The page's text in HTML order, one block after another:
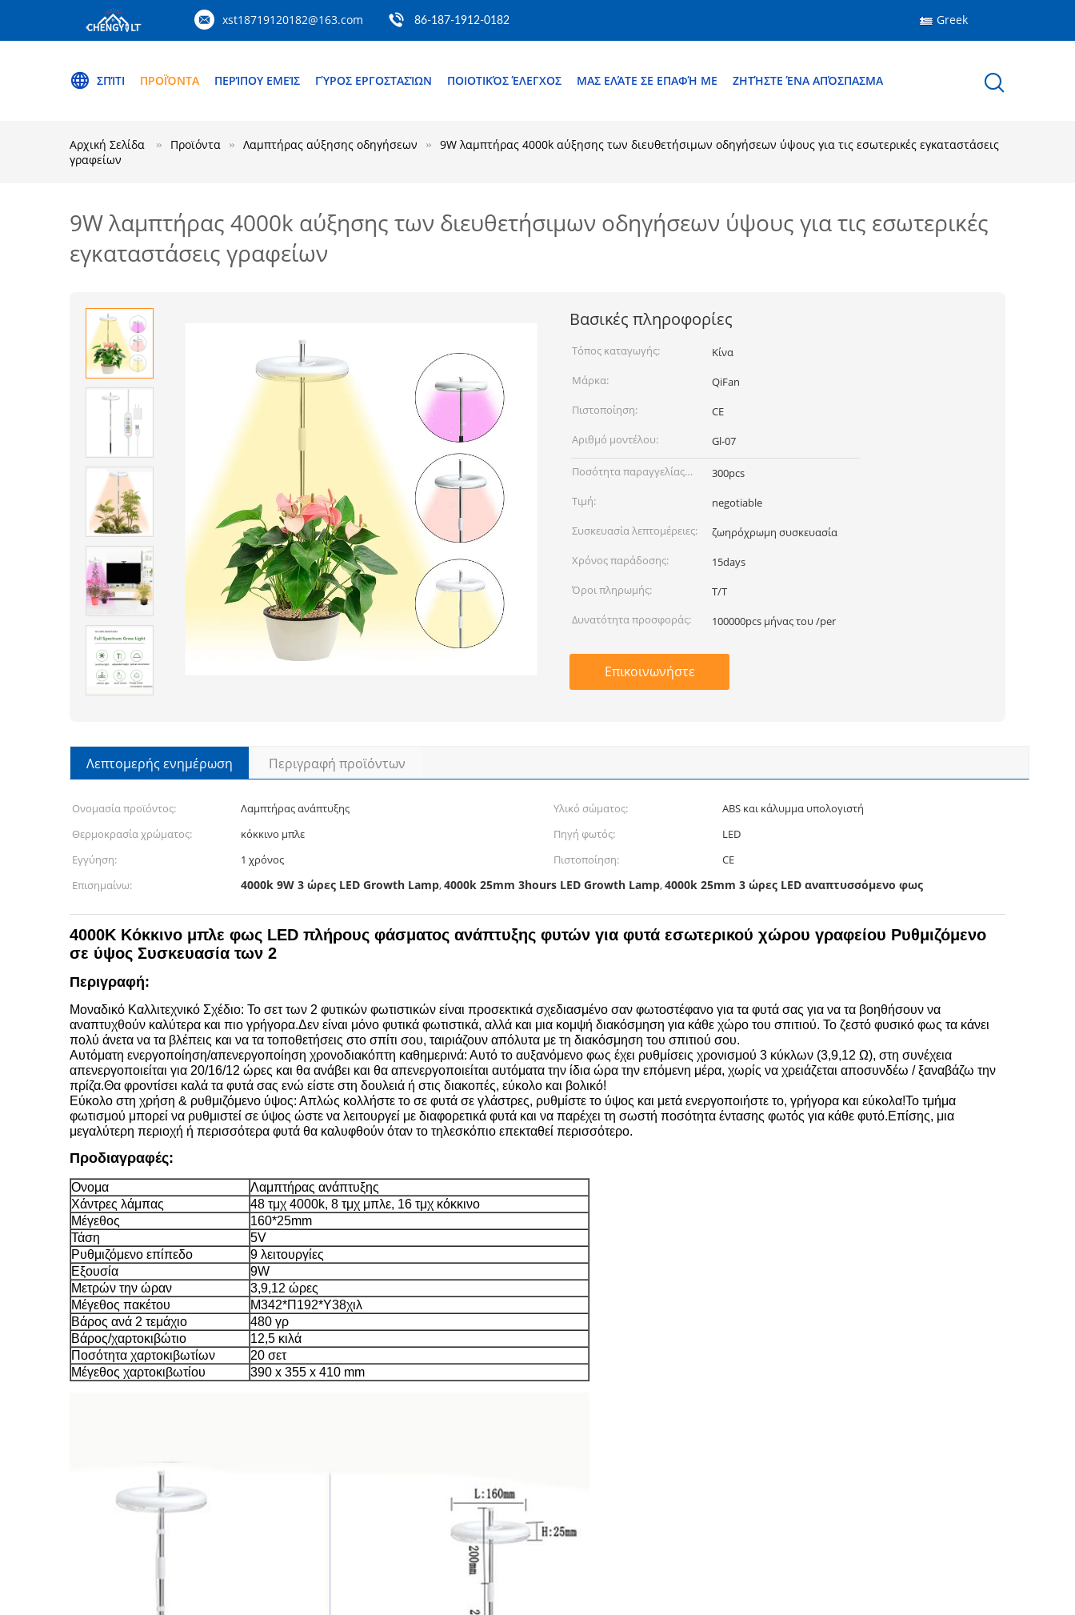
xst18719120182@163.com 86-187-1912-0182 Greek
ΣΠΊΤΙ ΠΡΟΪΌΝΤΑ ΠΕΡΊΠΟΥ ΕΜΕΊΣ ΓΎΡΟΣ ΕΡΓΟΣΤΑΣΊΩΝ ΠΟΙΟΤΙΚΌΣ ΈΛΕΓΧΟΣ ΜΑΣ ΕΛΆΤΕ ΣΕ ΕΠΑΦΉ ΜΕ ΖΗΤΉΣΤΕ ΈΝΑ ΑΠΌΣΠΑΣΜΑ
Αρχική Σελίδα Προϊόντα Λαμπτήρας αύξησης οδηγήσεων
9W λαμπτήρας 4000k αύξησης των διευθετήσιμων οδηγήσεων ύψους για τις εσωτερικές εγκαταστάσεις
γραφείων
9W λαμπτήρας 4000k αύξησης των διευθετήσιμων οδηγήσεων ύψους για τις εσωτερικές
εγκαταστάσεις γραφείων
Βασικές πληροφορίες
Τόπος καταγωγής:
Κίνα
Μάρκα:
QiFan
Πιστοποίηση:
CE
Αριθμό μοντέλου:
Gl-07
Ποσότητα παραγγελίας
min:
300pcs
Τιμή:
negotiable
Συσκευασία λεπτομέρειες:
ζωηρόχρωμη συσκευασία
Χρόνος παράδοσης:
15days
Όροι πληρωμής:
T/T
Δυνατότητα προσφοράς:
100000pcs μήνας του /per
Επικοινωνήστε
Λεπτομερής ενημέρωση Περιγραφή προϊόντων
Ονομασία προϊόντος: Λαμπτήρας ανάπτυξης Υλικό σώματος:
ABS και κάλυμμα υπολογιστή
Θερμοκρασία χρώματος:
κόκκινο μπλε Πηγή φωτός:
LED
Εγγύηση:
1 χρόνος Πιστοποίηση:
CE
Επισημαίνω:
4000k 9W 3 ώρες LED Growth Lamp,4000k 25mm 3hours LED Growth Lamp,4000k 25mm 3 ώρες LED αναπτυσσόμενο φως
4000K Κόκκινο μπλε φως LED πλήρους φάσματος ανάπτυξης φυτών για φυτά εσωτερικού χώρου γραφείου Ρυθμιζόμενο
σε ύψος Συσκευασία των 2
Περιγραφή:
Μοναδικό Καλλιτεχνικό Σχέδιο: Το σετ των 2 φυτικών φωτιστικών είναι προσεκτικά σχεδιασμένο σαν φωτοστέφανο για τα φυτά σας για να τα βοηθήσουν να
αναπτυχθούν καλύτερα και πιο γρήγορα.Δεν είναι μόνο φυτικά φωτιστικά, αλλά και μια κομψή διακόσμηση για κάθε χώρο του σπιτιού. Το ζεστό φυσικό φως τα κάνει
πολύ άνετα να τα βλέπεις και να τα τοποθετήσεις στο σπίτι σου, ταιριάζουν απόλυτα με τη διακόσμηση του σπιτιού σου.
Αυτόματη ενεργοποίηση/απενεργοποίηση χρονοδιακόπτη καθημερινά: Αυτό το αυξανόμενο φως έχει ρυθμίσεις χρονισμού 3 κύκλων (3,9,12 Ω), στη συνέχεια
απενεργοποιείται για 20/16/12 ώρες και θα ανάβει και θα απενεργοποιείται αυτόματα την ίδια ώρα την επόμενη μέρα, χωρίς να χρειάζεται αποσυνδέω / ξαναβάζω την
πρίζα.Θα φροντίσει καλά τα φυτά σας ενώ είστε στη δουλειά ή στις διακοπές, εύκολο και βολικό!
Εύκολο στη χρήση & ρυθμιζόμενο ύψος: Απλώς κολλήστε το σε φυτά σε γλάστρες, ρυθμίστε το ύψος και μετά ενεργοποιήστε το, γρήγορα και εύκολα!Το τμήμα
φωτισμού μπορεί να ρυθμιστεί σε ύψος ώστε να λειτουργεί με διαφορετικά φυτά και να παρέχει τη σωστή ποσότητα έντασης φωτός για κάθε φυτό.Επίσης, μια
μεγαλύτερη περιοχή ή περισσότερα φυτά θα καλυφθούν όταν το τηλεσκόπιο επεκταθεί περισσότερο.
Προδιαγραφές:
Ονομα
Λαμπτήρας ανάπτυξης
Χάντρες λάμπας
48 τμχ 4000k, 8 τμχ μπλε, 16 τμχ κόκκινο
Μέγεθος
160*25mm
Τάση
5V
Ρυθμιζόμενο επίπεδο
9 λειτουργίες
Εξουσία
9W
Μετρών την ώραν
3,9,12 ώρες
Μέγεθος πακέτου
Μ342*Π192*Υ38χιλ
Βάρος ανά 2 τεμάχιο
480 γρ
Βάρος/χαρτοκιβώτιο
12,5 κιλά
Ποσότητα χαρτοκιβωτίων
20 σετ
Μέγεθος χαρτοκιβωτίου
390 x 355 x 410 mm